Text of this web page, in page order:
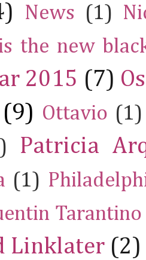
News (1)
the new
2015 (7)
(9) Ottavio (1)
Patricia
(1)
Tarantino
Linklater (2)